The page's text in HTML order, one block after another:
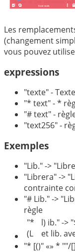
Les
(changement
vous pouvez
expressions
"texte" -
"* text" - *
"# text" -
"text256" -
Exemples
"Lib." ->
"Librera" ->
contrainte
"# Lib." ->
règle
"*
(L
l) ib." ->
et lib.
"* [()" «» * ""/